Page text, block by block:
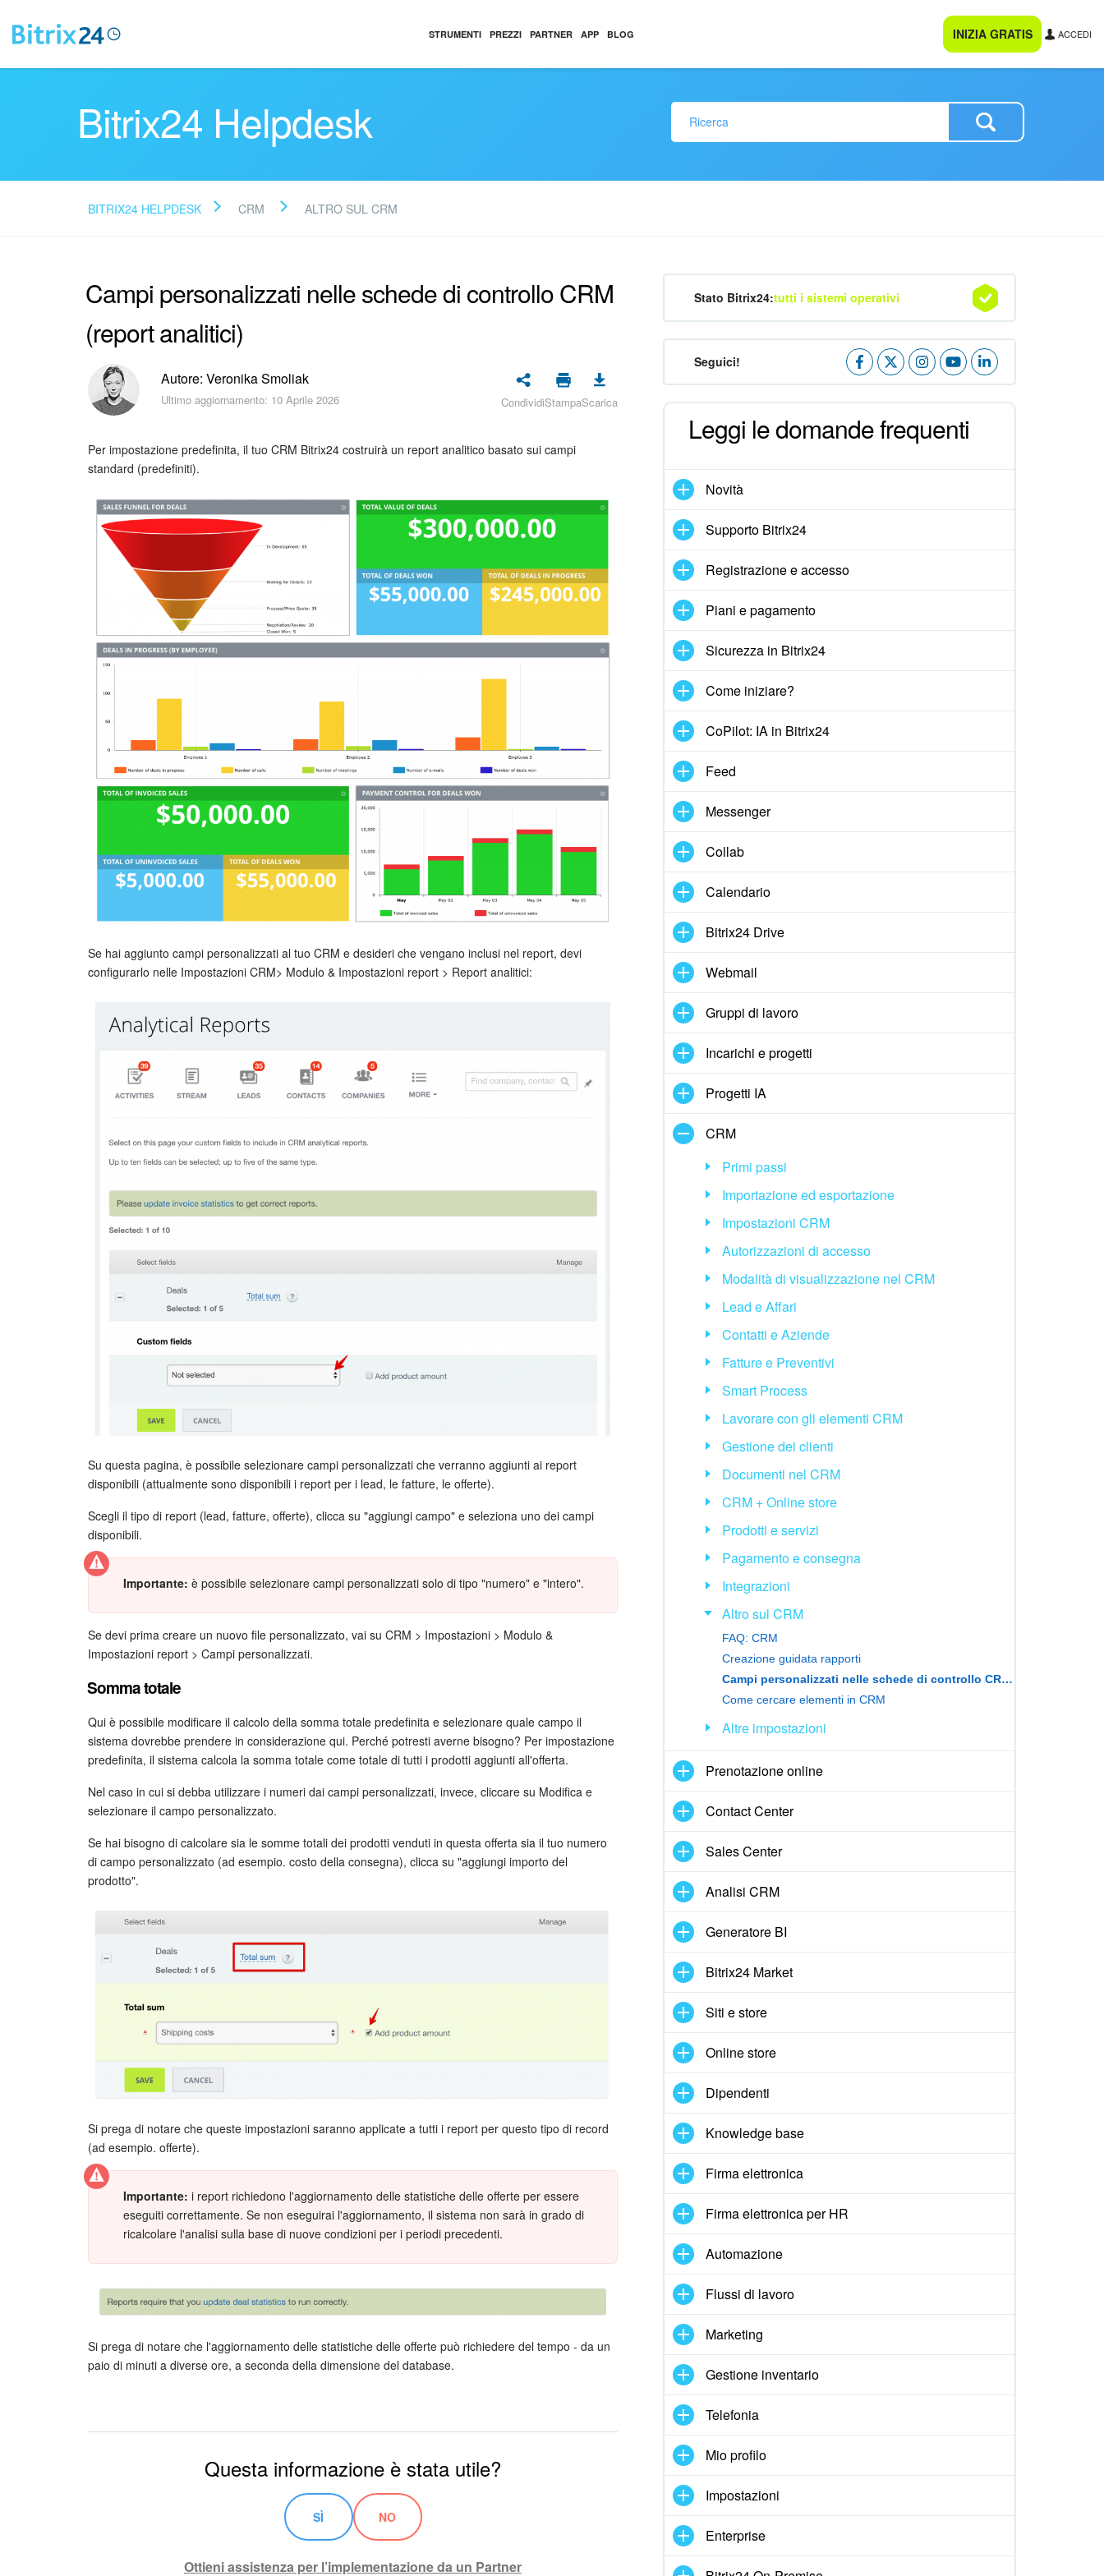
STRUMENTI PREZZI PARTNER APP BLOG INIZIA GRATIS ACCEDI
Bitrix24 Helpdesk
BITRIX24 HELPDESK CRM ALTRO SUL CRM
Campi personalizzati nelle schede di controllo CRM
(report analitici)
Autore: Veronika Smoliak
Ultimo aggiornamento: 10 Aprile 2026 CondividiStampaScarica
Per impostazione predefinita, il tuo CRM Bitrix24 costruirà un report analitico basato sui campi
standard (predefiniti).
Se hai aggiunto campi personalizzati al tuo CRM e desideri che vengano inclusi nel report, devi
configurarlo nelle Impostazioni CRM> Modulo & Impostazioni report > Report analitici:
Su questa pagina, è possibile selezionare campi personalizzati che verranno aggiunti ai report
disponibili (attualmente sono disponibili i report per i lead, le fatture, le offerte).
Scegli il tipo di report (lead, fatture, offerte), clicca su "aggiungi campo" e seleziona uno dei campi
disponibili.
Importante: è possibile selezionare campi personalizzati solo di tipo "numero" e "intero".
Se devi prima creare un nuovo file personalizzato, vai su CRM > Impostazioni > Modulo &
Impostazioni report > Campi personalizzati.
Somma totale
Qui è possibile modificare il calcolo della somma totale predefinita e selezionare quale campo il
sistema dovrebbe prendere in considerazione qui. Perché potresti averne bisogno? Per impostazione
predefinita, il sistema calcola la somma totale come totale di tutti i prodotti aggiunti all'offerta.
Nel caso in cui si debba utilizzare i numeri dai campi personalizzati, invece, cliccare su Modifica e
selezionare il campo personalizzato.
Se hai bisogno di calcolare sia le somme totali dei prodotti venduti in questa offerta sia il tuo numero
di campo personalizzato (ad esempio. costo della consegna), clicca su "aggiungi importo del
prodotto".
Si prega di notare che queste impostazioni saranno applicate a tutti i report per questo tipo di record
(ad esempio. offerte).
Importante: i report richiedono l'aggiornamento delle statistiche delle offerte per essere
eseguiti correttamente. Se non eseguirai l'aggiornamento, il sistema non sarà in grado di
ricalcolare l'analisi sulla base di nuove condizioni per i periodi precedenti.
Si prega di notare che l'aggiornamento delle statistiche delle offerte può richiedere del tempo - da un
paio di minuti a diverse ore, a seconda della dimensione del database.
Questa informazione è stata utile?
SÌ NO
Ottieni assistenza per l’implementazione da un Partner
Stato Bitrix24:tutti i sistemi operativi
Seguici!
Leggi le domande frequenti
Novità
Supporto Bitrix24
Registrazione e accesso
Piani e pagamento
Sicurezza in Bitrix24
Come iniziare?
CoPilot: IA in Bitrix24
Feed
Messenger
Collab
Calendario
Bitrix24 Drive
Webmail
Gruppi di lavoro
Incarichi e progetti
Progetti IA
CRM
Primi passi
Importazione ed esportazione
Impostazioni CRM
Autorizzazioni di accesso
Modalità di visualizzazione nel CRM
Lead e Affari
Contatti e Aziende
Fatture e Preventivi
Smart Process
Lavorare con gli elementi CRM
Gestione dei clienti
Documenti nel CRM
CRM + Online store
Prodotti e servizi
Pagamento e consegna
Integrazioni
Altro sul CRM
FAQ: CRM
Creazione guidata rapporti
Campi personalizzati nelle schede di controllo CRM (report analitici)
Come cercare elementi in CRM
Altre impostazioni
Prenotazione online
Contact Center
Sales Center
Analisi CRM
Generatore BI
Bitrix24 Market
Siti e store
Online store
Dipendenti
Knowledge base
Firma elettronica
Firma elettronica per HR
Automazione
Flussi di lavoro
Marketing
Gestione inventario
Telefonia
Mio profilo
Impostazioni
Enterprise